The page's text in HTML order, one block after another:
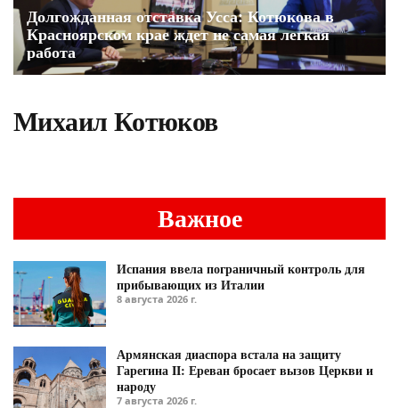
Долгожданная отставка Усса: Котюкова в
Красноярском крае ждет не самая легкая
работа
Михаил Котюков
Важное
Испания ввела пограничный контроль для
прибывающих из Италии
8 августа 2026 г.
Армянская диаспора встала на защиту
Гарегина II: Ереван бросает вызов Церкви и
народу
7 августа 2026 г.